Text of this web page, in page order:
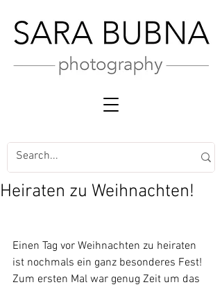
Heiraten zu Weihnachten!
Einen Tag vor Weihnachten zu heiraten
ist nochmals ein ganz besonderes Fest!
Zum ersten Mal war genug Zeit um das